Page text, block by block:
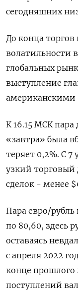
сегодняшних
До конца
волатильности
глобальных
выступление
американскими
К 16.15 МСК пара
«завтра» была
теряет 0,2%. С
узкий торговый
сделок - менее
Пара евро/
по 80,60, здесь
оставаясь
с апреля 2022
конце прошлого
поступлений